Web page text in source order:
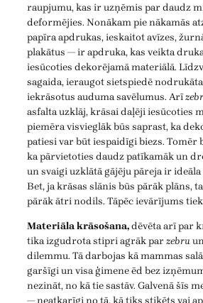
raupjumu, kas ir uzņēmis par daudz
deformējies. Nonākam pie nākamās
papīra apdrukas, ieskaitot avīzes,
plakātus — ir apdruka, kas veikta
iesūcoties dekorējamā materiālā.
sagaida, ieraugot sietspiedē
iekrāsotus auduma savēlumus. Arī
asfalta uzklāj, krāsai daļēji iesūcoties
piemēra visvieglāk būs saprast, ka
patiesi var būt iespaidīgi biezs. Tomēr
ka pārvietoties daudz patīkamāk un
un svaigi uzklātā gājēju pāreja ir
Bet, ja krāsas slānis būs pārāk plāns,
pārāk ātri nodils. Tāpēc ievārījums
Materiāla krāsošana,dēvēta arī par
tika izgudrota stipri agrāk parzebru
dilemmu. Tā darbojas kā mammas
garšīgi un visa ģimene ēd bez
nezināt, no kā tie sastāv. Galvenā šīs
— neatkarīgi no tā, kā tiks stiķēts vai